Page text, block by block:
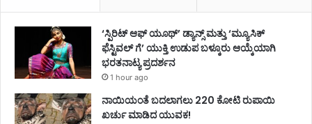
‘ಸ್ಪಿರಿಟ್ ಆಫ್ ಯೂಥ್’ ಡ್ಯಾನ್ಸ್ ಮತ್ತು ‘ಮ್ಯೂಸಿಕ್
ಫೆಸ್ಟಿವಲ್ ಗೆ’ ಯುಕ್ತಿ ಉಡುಪ ಬಳ್ಕೂರು ಆಯ್ಕೆಯಾಗಿ
ಭರತನಾಟ್ಯ ಪ್ರದರ್ಶನ
1 hour ago
ನಾಯಿಯಂತೆ ಬದಲಾಗಲು 220 ಕೋಟಿ ರುಪಾಯಿ
ಖರ್ಚು ಮಾಡಿದ ಯುವಕ!